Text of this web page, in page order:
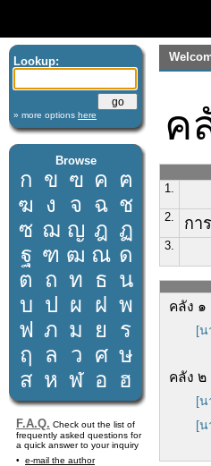
Lookup:
» more options here
Browse
ก ข ฃ ค ฅ
ฆ ง จ ฉ ช
ซ ฌ ญ ฎ ฏ
ฐ ฑ ฒ ณ ด
ต ถ ท ธ น
บ ป ผ ฝ พ
ฟ ภ ม ย
ร
ฤ
ล ว ศ ษ
ส ห ฬ อ ฮ
F.A.Q. Check out the list of
frequently asked questions for
a quick answer to your inquiry
e-mail the author
ค
1.
2. กา
3.
คลัง ๑
[น
คลัง ๒
[น
[น